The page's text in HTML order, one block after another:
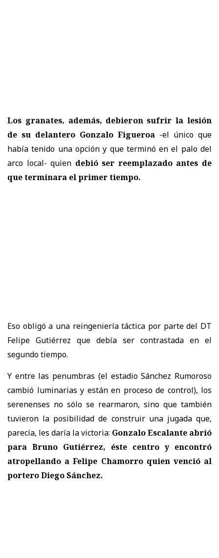
Los granates, además, debieron sufrir la lesión
de su delantero Gonzalo Figueroa -el único que
había tenido una opción y que terminó en el palo del
arco local- quien debió ser reemplazado antes de
que terminara el primer tiempo.
Eso obligó a una reingeniería táctica por parte del DT
Felipe Gutiérrez que debía ser contrastada en el
segundo tiempo.
Y entre las penumbras (el estadio Sánchez Rumoroso
cambió luminarias y están en proceso de control), los
serenenses no sólo se rearmaron, sino que también
tuvieron la posibilidad de construir una jugada que,
parecía, les daría la victoria: Gonzalo Escalante abrió
para Bruno Gutiérrez, éste centro y encontró
atropellando a Felipe Chamorro quien venció al
portero Diego Sánchez.